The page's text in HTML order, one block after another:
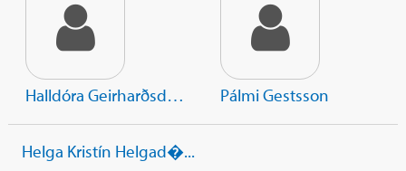
Halldóra Geirharðsdóttir Pálmi Gestsson
Helga Kristín Helgad�...